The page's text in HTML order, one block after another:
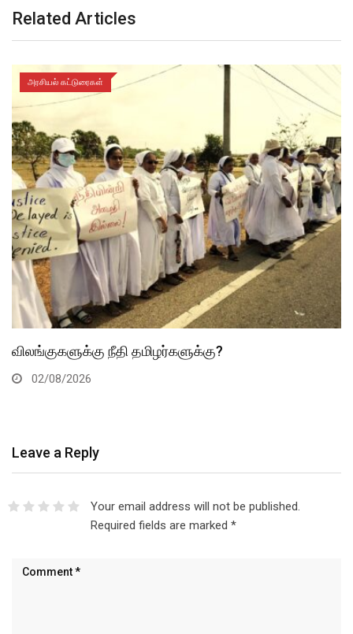
Related Articles
அரசியல் கட்டுரைகள்
விலங்குகளுக்கு நீதி தமிழர்களுக்கு?
02/08/2026
Leave a Reply
Your email address will not be published.
Required fields are marked *